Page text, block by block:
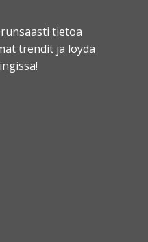
tietoa
trendit ja löydä